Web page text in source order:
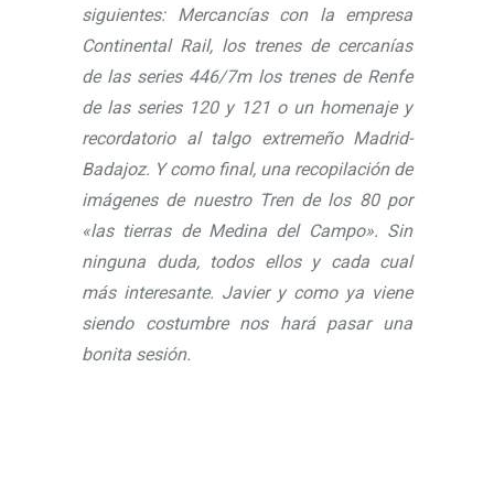
siguientes: Mercancías con la empresa
Continental Rail, los trenes de cercanías
de las series 446/7m los trenes de Renfe
de las series 120 y 121 o un homenaje y
recordatorio al talgo extremeño Madrid-
Badajoz. Y como final, una recopilación de
imágenes de nuestro Tren de los 80 por
«las tierras de Medina del Campo». Sin
ninguna duda, todos ellos y cada cual
más interesante. Javier y como ya viene
siendo costumbre nos hará pasar una
bonita sesión.